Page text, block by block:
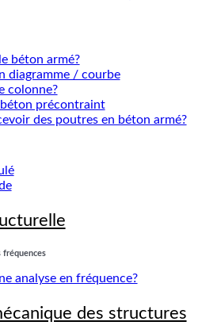
béton armé?
diagramme / courbe
colonne?
béton précontraint
des poutres en béton armé?
fréquences
analyse en fréquence?
des structures